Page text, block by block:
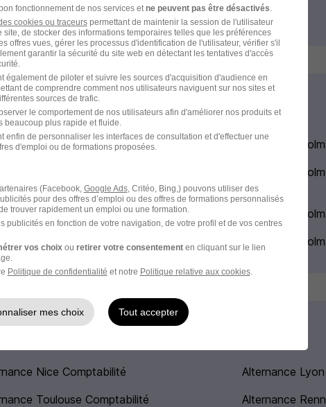
Colmar Vente
Alternance
Alternance
Colmar BTP
Alternance
Colmar Service Alternance
en France
Nice Comptabilité
Alternance
Toulouse Comptabilité
Alternance
fonctionnement de nos services etne peuvent pas être désactivés.
cookies ou traceurspermettant de maintenir la session de l'utilisateur
de stocker des informations temporaires telles que les préférences
offres vues, gérer les processus d'identification de l'utilisateur, vérifier s'il
garantir la sécurité du site web en détectant les tentatives d'accès
également de piloter et suivre les sources d'acquisition d'audience en
de comprendre comment nos utilisateurs naviguent sur nos sites et
sources de trafic.
le comportement de nos utilisateurs afin d'améliorer nos produits et
beaucoup plus rapide et fluide.
enfin de personnaliser les interfaces de consultation et d'effectuer une
d'emploi ou de formations proposées.
(Facebook, Google Ads, Critéo, Bing,) pouvons utiliser des
pour des offres d’emploi ou des offres de formations personnalisés
trouver rapidement un emploi ou une formation.
publicités en fonction de votre navigation, de votre profil et de vos centres
vos choixou retirer votre consentementen cliquant sur le lien
Politique de confidentialité et notre Politique relative aux cookies.
mes choix Tout accepter